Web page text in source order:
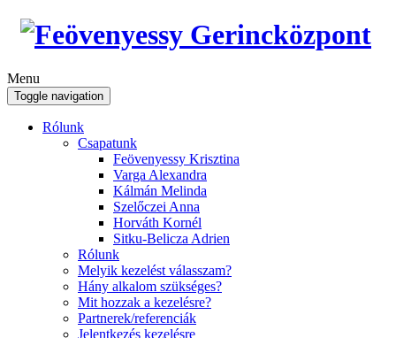
Menu
Toggle navigation
Rólunk
Csapatunk
Feövenyessy Krisztina
Varga Alexandra
Kálmán Melinda
Szelőczei Anna
Horváth Kornél
Sitku-Belicza Adrien
Rólunk
Melyik kezelést válasszam?
Hány alkalom szükséges?
Mit hozzak a kezelésre?
Partnerek/referenciák
Jelentkezés kezelésre